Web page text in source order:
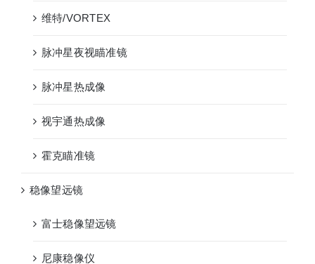
维特/VORTEX
脉冲星夜视瞄准镜
脉冲星热成像
视宇通热成像
霍克瞄准镜
稳像望远镜
富士稳像望远镜
尼康稳像仪